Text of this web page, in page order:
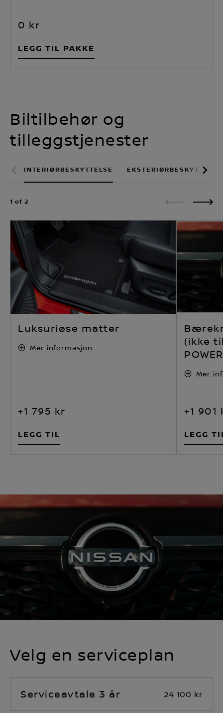
0 kr
LEGG TIL PAKKE
Biltilbehør og
tilleggstjenester
INTERIØRBESKYTTELSE EKSTERIØRBESKYTTELSE
1 of 2
Luksuriøse matter
Mer informasjon
+1 795 kr
LEGG TIL
(ikke
Mer
+1 901
LEGG
Velg en serviceplan
Serviceavtale 3 år 24 100 kr